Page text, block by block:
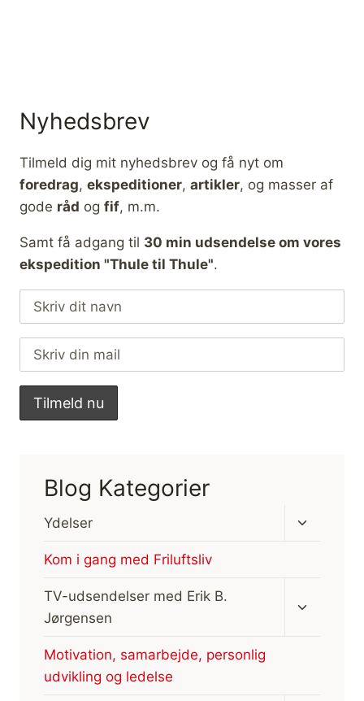
Nyhedsbrev
Tilmeld dig mit nyhedsbrev og få nyt om
foredrag, ekspeditioner, artikler, og masser af
gode råd og fif, m.m.
Samt få adgang til 30 min udsendelse om vores
ekspedition "Thule til Thule".
Blog Kategorier
Ydelser
Skift
Kom i gang med Friluftsliv
TV-udsendelser med Erik B.
Jørgensen
Motivation, samarbejde, personlig
udvikling og ledelse